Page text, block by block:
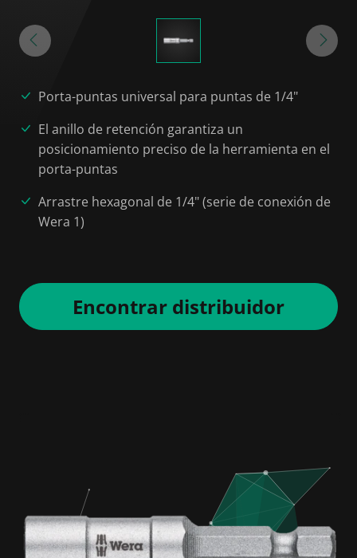
Porta-puntas universal para puntas de 1/4"
El anillo de retención garantiza un
posicionamiento preciso de la herramienta en el
porta-puntas
Arrastre hexagonal de 1/4" (serie de conexión de
Wera 1)
Encontrar distribuidor